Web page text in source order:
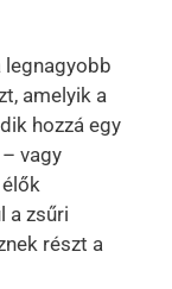
legnagyobb
amelyik a
hozzá egy
vagy
a zsűri
részt a